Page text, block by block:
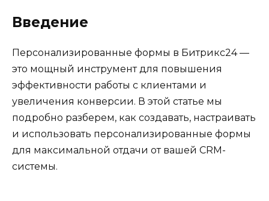
Введение
Персонализированные формы в Битрикс24 —
это мощный инструмент для повышения
эффективности работы с клиентами и
увеличения конверсии. В этой статье мы
подробно разберем, как создавать, настраивать
и использовать персонализированные формы
для максимальной отдачи от вашей CRM-
системы.